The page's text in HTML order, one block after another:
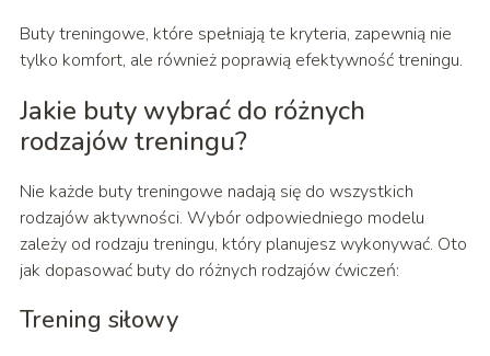
Buty treningowe, które spełniają te kryteria, zapewnią nie
tylko komfort, ale również poprawią efektywność treningu.
Jakie buty wybrać do różnych
rodzajów treningu?
Nie każde buty treningowe nadają się do wszystkich
rodzajów aktywności. Wybór odpowiedniego modelu
zależy od rodzaju treningu, który planujesz wykonywać. Oto
jak dopasować buty do różnych rodzajów ćwiczeń:
Trening siłowy